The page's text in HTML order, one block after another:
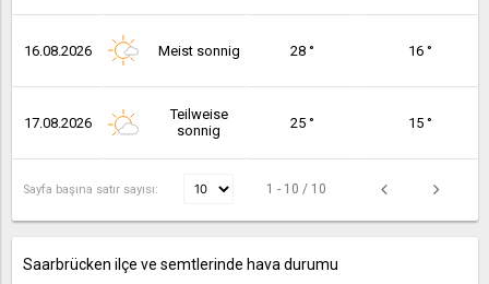
16.08.2026 Meist sonnig 28 ° 16 °
17.08.2026
Teilweise
sonnig
25 ° 15 °
Sayfa başına satır sayısı: 1 - 10 / 10
Saarbrücken ilçe ve semtlerinde hava durumu